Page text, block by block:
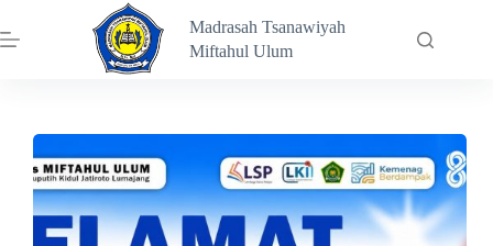
to
content
Madrasah Tsanawiyah
Miftahul Ulum